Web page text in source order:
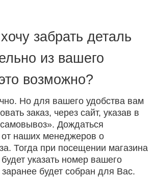
забрать деталь
из вашего
возможно?
Но для вашего удобства вам
заказ, через сайт, указав в
Дождаться
наших менеджеров о
Тогда при посещении магазина
указать номер вашего
заранее будет собран для Вас.